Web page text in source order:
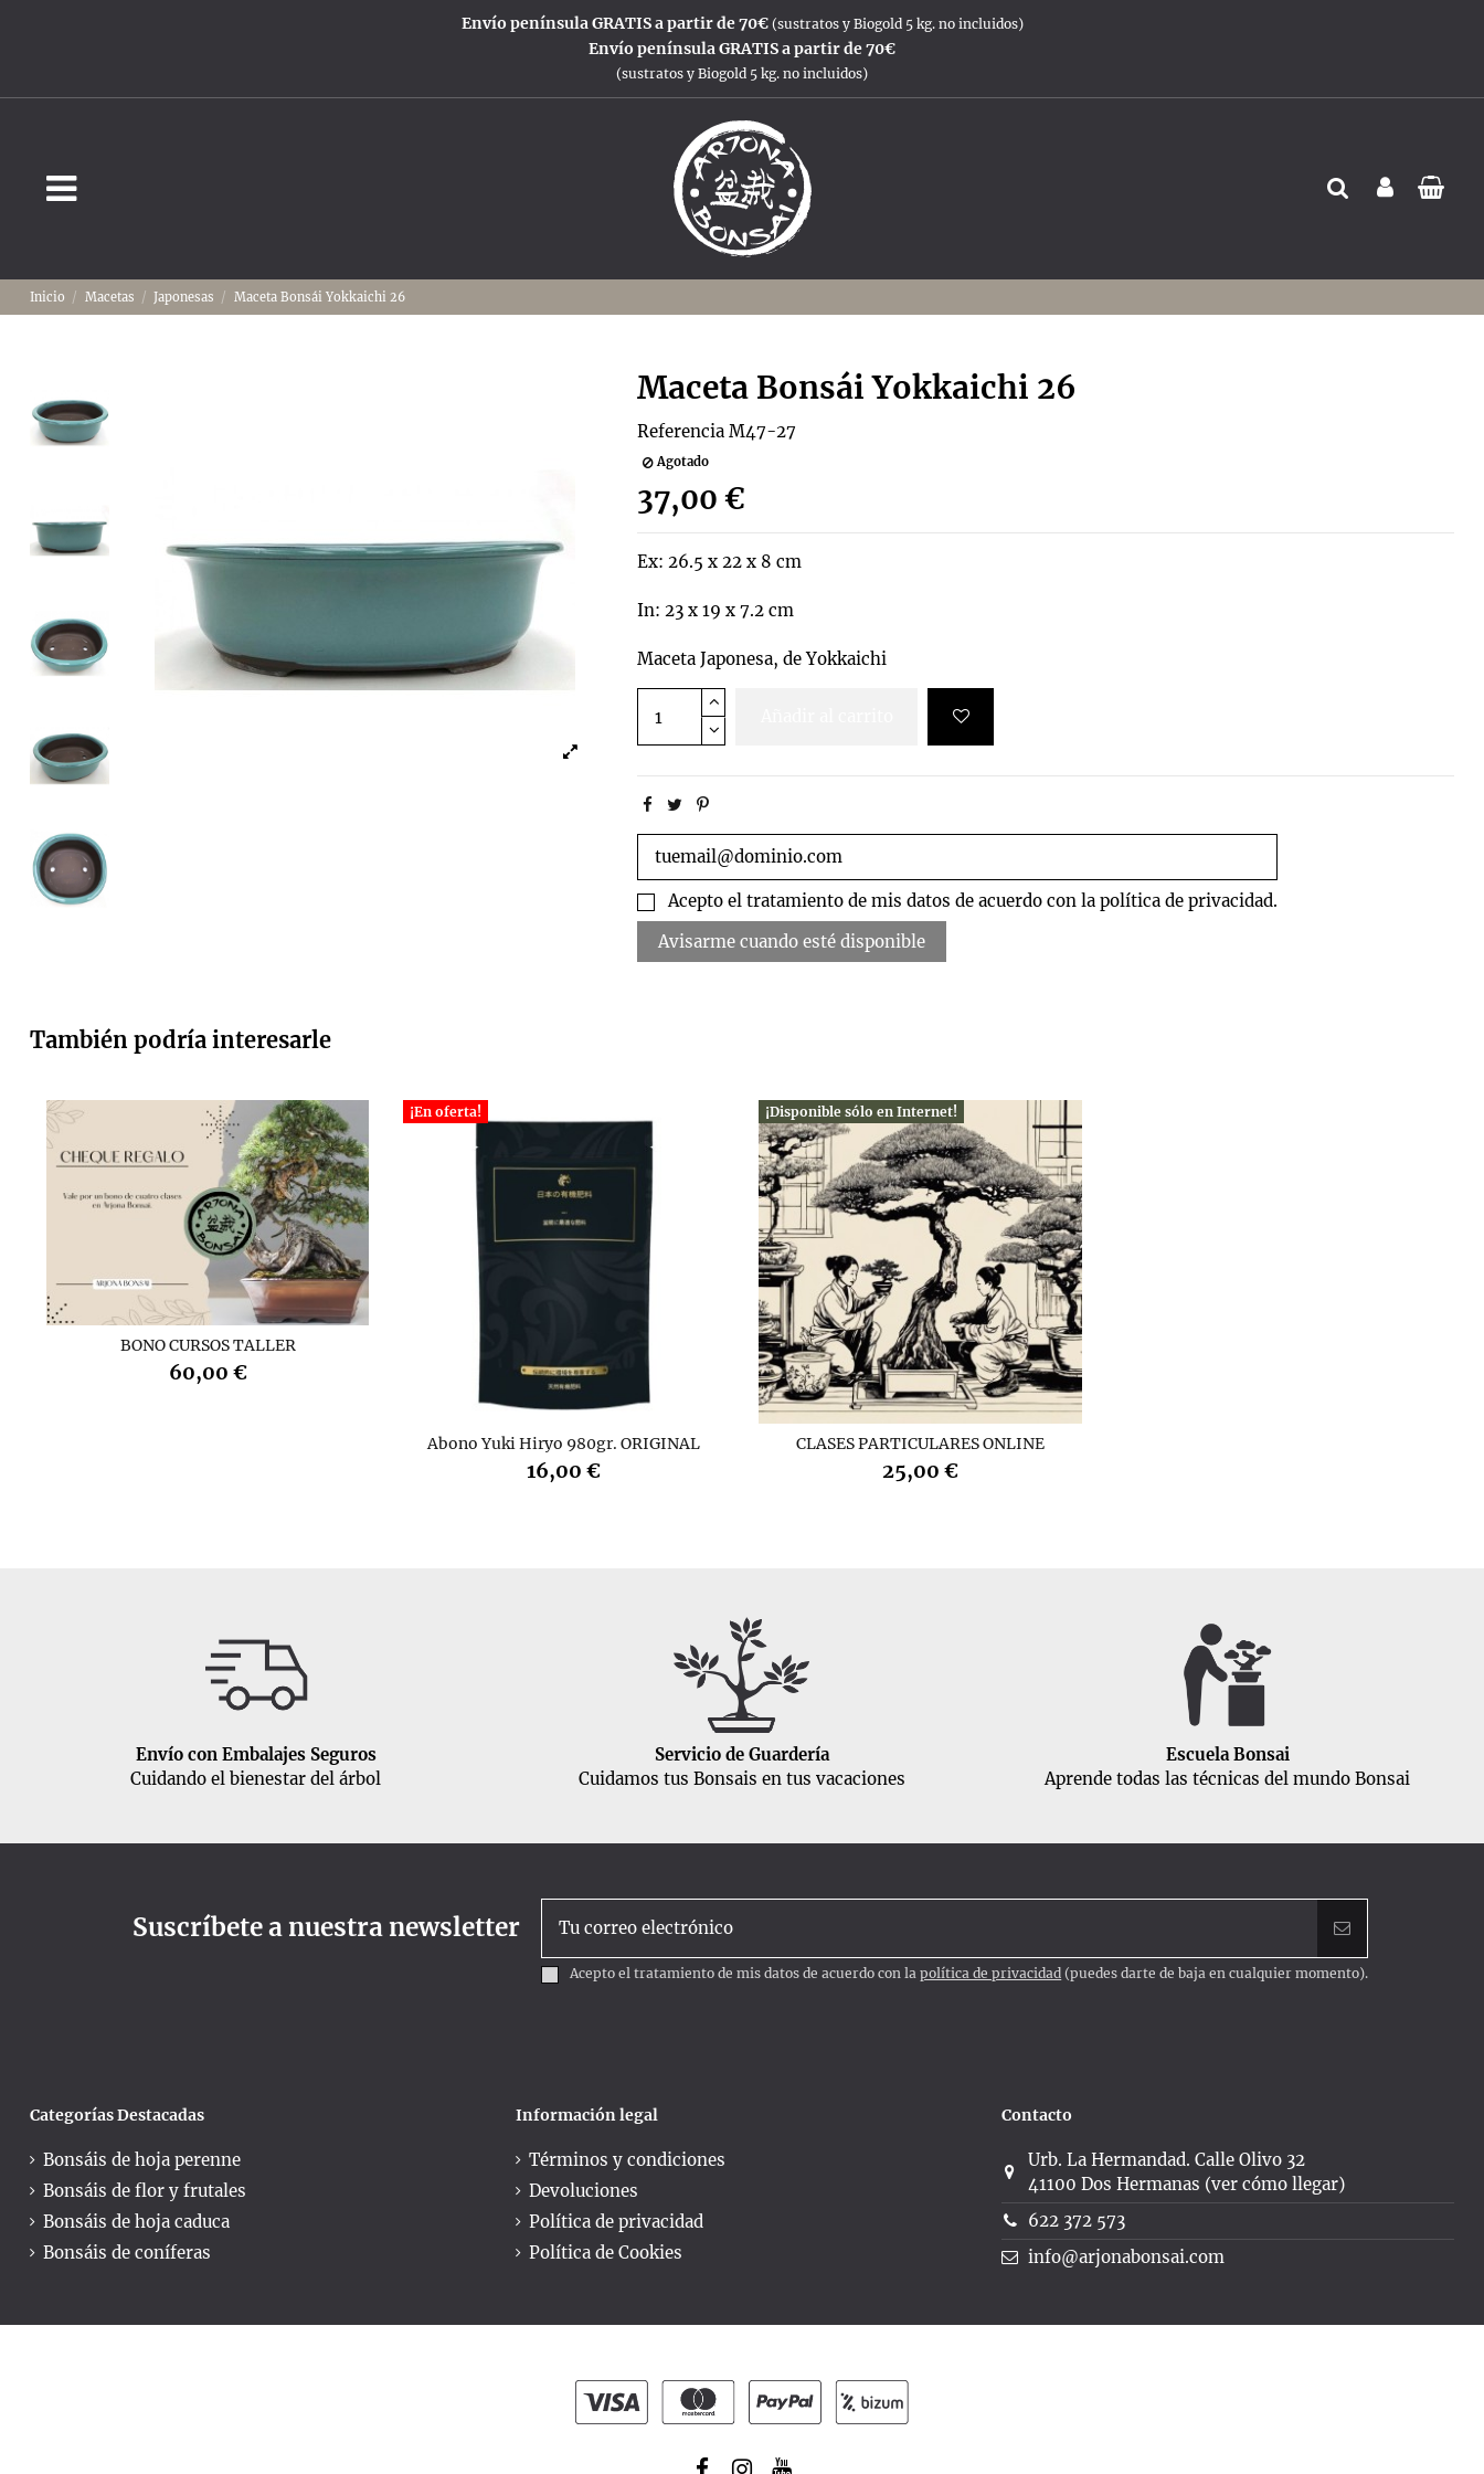
Envío península GRATIS a partir de 70€ (sustratos y Biogold 5 kg. no incluidos)
Envío península GRATIS a partir de 70€
(sustratos y Biogold 5 kg. no incluidos)
Inicio Macetas Japonesas Maceta Bonsái Yokkaichi 26
Maceta Bonsái Yokkaichi 26
Referencia M47-27
Agotado
37,00 €
Ex: 26.5 x 22 x 8 cm
In: 23 x 19 x 7.2 cm
Maceta Japonesa, de Yokkaichi
Acepto el tratamiento de mis datos de acuerdo con la política de privacidad.
También podría interesarle
BONO CURSOS TALLER
60,00 €
¡En oferta!
Abono Yuki Hiryo 980gr. ORIGINAL
16,00 €
¡Disponible sólo en Internet!
CLASES PARTICULARES ONLINE
25,00 €
Envío con Embalajes Seguros
Cuidando el bienestar del árbol
Servicio de Guardería
Cuidamos tus Bonsais en tus vacaciones
Escuela Bonsai
Aprende todas las técnicas del mundo Bonsai
Suscríbete a nuestra newsletter
Acepto el tratamiento de mis datos de acuerdo con lapolítica de privacidad (puedes darte de baja en cualquier momento).
Categorías Destacadas
Bonsáis de hoja perenne
Bonsáis de flor y frutales
Bonsáis de hoja caduca
Bonsáis de coníferas
Información legal
Términos y condiciones
Devoluciones
Política de privacidad
Política de Cookies
Contacto
Urb. La Hermandad. Calle Olivo 32
41100 Dos Hermanas (ver cómo llegar)
622 372 573
info@arjonabonsai.com